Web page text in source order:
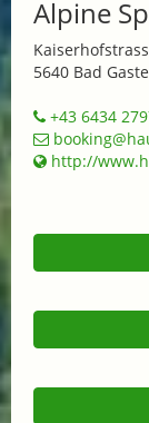
Alpine
5640 Bad
+43 6434
http://